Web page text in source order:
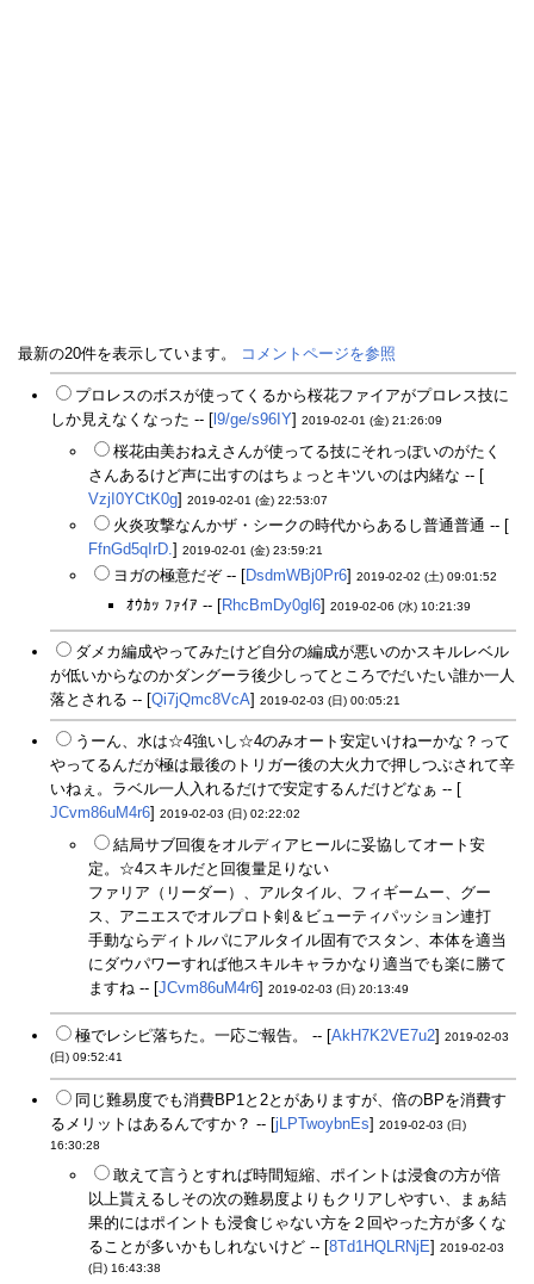
最新の20件を表示しています。 コメントページを参照
プロレスのボスが使ってくるから桜花ファイアがプロレス技に
しか見えなくなった -- [l9/ge/s96IY] 2019-02-01 (金) 21:26:09
桜花由美おねえさんが使ってる技にそれっぽいのがたく
さんあるけど声に出すのはちょっとキツいのは内緒な -- [
VzjI0YCtK0g] 2019-02-01 (金) 22:53:07
火炎攻撃なんかザ・シークの時代からあるし普通普通 -- [
FfnGd5qIrD. ] 2019-02-01 (金) 23:59:21
ヨガの極意だぞ -- [DsdmWBj0Pr6] 2019-02-02 (土) 09:01:52
ｵｳｶｯ ﾌｧｲｱ -- [RhcBmDy0gl6] 2019-02-06 (水) 10:21:39
ダメカ編成やってみたけど自分の編成が悪いのかスキルレベル
が低いからなのかダングーラ後少しってところでだいたい誰か一人
落とされる -- [Qi7jQmc8VcA] 2019-02-03 (日) 00:05:21
うーん、水は☆4強いし☆4のみオート安定いけねーかな？って
やってるんだが極は最後のトリガー後の大火力で押しつぶされて辛
いねぇ。ラベル一人入れるだけで安定するんだけどなぁ -- [
JCvm86uM4r6] 2019-02-03 (日) 02:22:02
結局サブ回復をオルディアヒールに妥協してオート安
定。☆4スキルだと回復量足りない
ファリア（リーダー）、アルタイル、フィギームー、グー
ス、アニエスでオルプロト剣＆ビューティパッション連打
手動ならディトルパにアルタイル固有でスタン、本体を適当
にダウパワーすれば他スキルキャラかなり適当でも楽に勝て
ますね -- [JCvm86uM4r6] 2019-02-03 (日) 20:13:49
極でレシピ落ちた。一応ご報告。 -- [AkH7K2VE7u2] 2019-02-03
(日) 09:52:41
同じ難易度でも消費BP1と2とがありますが、倍のBPを消費す
るメリットはあるんですか？ -- [jLPTwoybnEs] 2019-02-03 (日)
16:30:28
敢えて言うとすれば時間短縮、ポイントは浸食の方が倍
以上貰えるしその次の難易度よりもクリアしやすい、まぁ結
果的にはポイントも浸食じゃない方を２回やった方が多くな
ることが多いかもしれないけど -- [8Td1HQLRNjE] 2019-02-03
(日) 16:43:38